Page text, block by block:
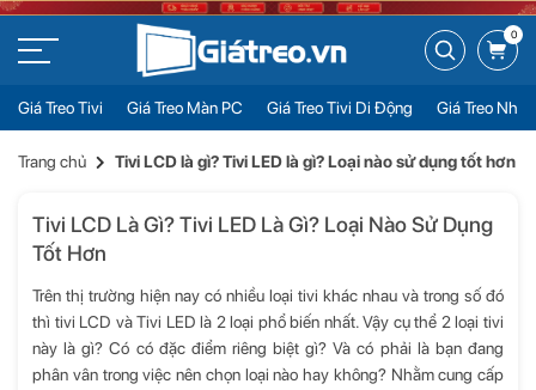
0
Giá Treo Tivi Giá Treo Màn PC Giá Treo Tivi Di Động Giá Treo
Trang chủ Tivi LCD là gì? Tivi LED là gì? Loại nào sử dụng tốt hơn
Tivi LCD Là Gì? Tivi LED Là Gì? Loại Nào Sử Dụng
Tốt Hơn
Trên thị trường hiện nay có nhiều loại tivi khác nhau và trong số đó
thì tivi LCD và Tivi LED là 2 loại phổ biến nhất. Vậy cụ thể 2 loại tivi
này là gì? Có có đặc điểm riêng biệt gì? Và có phải là bạn đang
phân vân trong việc nên chọn loại nào hay không? Nhằm cung cấp